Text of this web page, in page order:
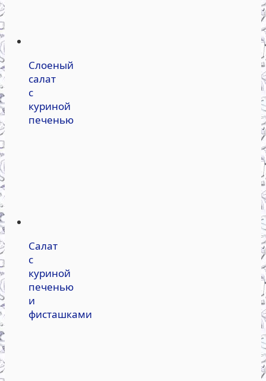
Слоеный
салат
с
куриной
печенью
Салат
с
куриной
печенью
и
фисташками